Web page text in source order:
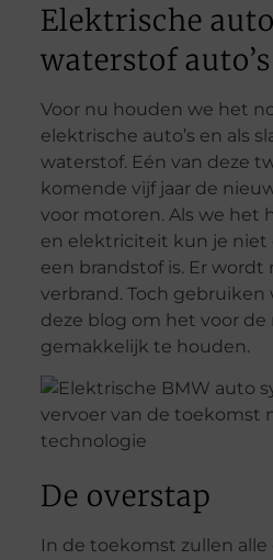
Elektrische
waterstof auto’s
Voor nu houden we het
elektrische auto’s en als
waterstof. Eén van deze
komende vijf jaar de
voor motoren. Als we het
en elektriciteit kun je
een brandstof is. Er wordt
verbrand. Toch gebruiken
deze blog om het voor de
gemakkelijk te houden.
De overstap
In de toekomst zullen